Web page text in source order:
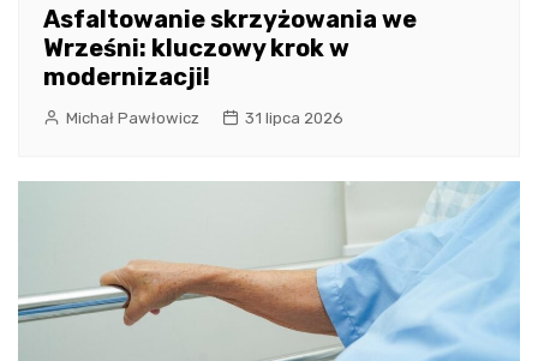
Asfaltowanie skrzyżowania we
Wrześni: kluczowy krok w
modernizacji!
Michał Pawłowicz 31 lipca 2026